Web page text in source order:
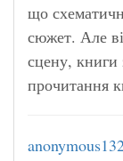
що
сюжет. Але
сцену, книги
прочитання